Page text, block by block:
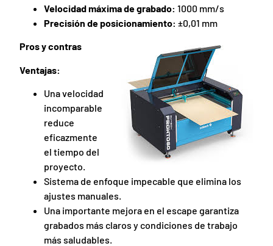
Velocidad máxima de grabado: 1000 mm/s
Precisión de posicionamiento: ±0,01 mm
Pros y contras
Ventajas:
Una velocidad
incomparable
reduce
eficazmente
el tiempo del
proyecto.
Sistema de enfoque impecable que elimina los
ajustes manuales.
Una importante mejora en el escape garantiza
grabados más claros y condiciones de trabajo
más saludables.